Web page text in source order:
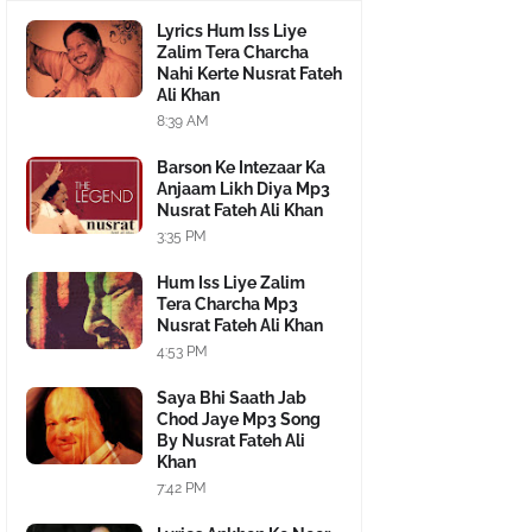
Lyrics Hum Iss Liye
Zalim Tera Charcha
Nahi Kerte Nusrat Fateh
Ali Khan
8:39 AM
Barson Ke Intezaar Ka
Anjaam Likh Diya Mp3
Nusrat Fateh Ali Khan
3:35 PM
Hum Iss Liye Zalim
Tera Charcha Mp3
Nusrat Fateh Ali Khan
4:53 PM
Saya Bhi Saath Jab
Chod Jaye Mp3 Song
By Nusrat Fateh Ali
Khan
7:42 PM